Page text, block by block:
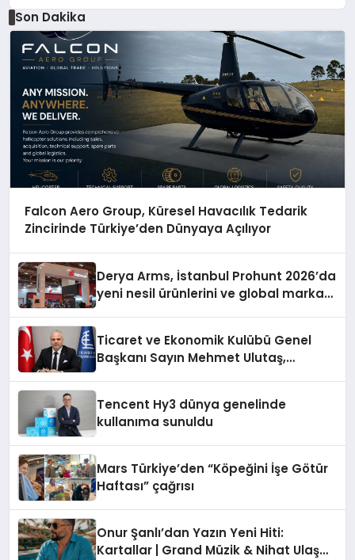
Son Dakika
Falcon Aero Group, Küresel Havacılık Tedarik
Zincirinde Türkiye’den Dünyaya Açılıyor
Derya Arms, İstanbul Prohunt 2026’da
yeni nesil ürünlerini ve global marka
Ticaret ve Ekonomik Kulübü Genel
Başkanı Sayın Mehmet Ulutaş,
Tencent Hy3 dünya genelinde
kullanıma sunuldu
Mars Türkiye’den “Köpeğini İşe Götür
Haftası” çağrısı
Onur Şanlı’dan Yazın Yeni Hiti:
Kartallar | Grand Müzik & Nihat Ulaş